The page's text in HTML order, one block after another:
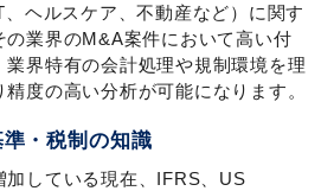
ヘルスケア、不動産など）に関す
の業界のM&A案件において高い付
界特有の会計処理や規制環境を理
度の高い分析が可能になります。
準・税制の知識
加している現在、IFRS、US